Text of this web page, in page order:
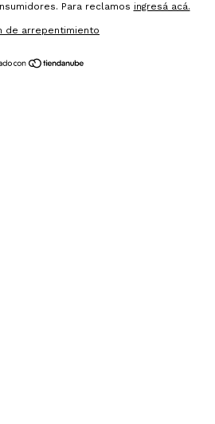
Para reclamos ingresá acá.
de arrepentimiento